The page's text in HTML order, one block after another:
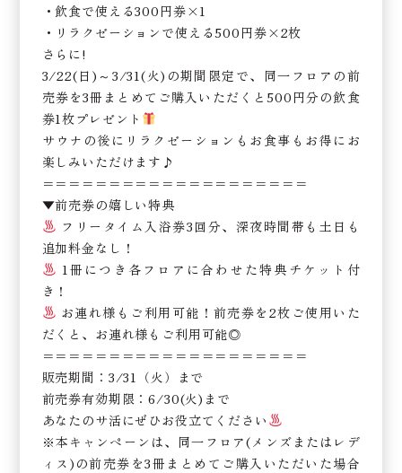
・飲食で使える300円券×1
・リラクゼーションで使える500円券×2枚
さらに!
3/22(日)～3/31(火)の期間限定で、同一フロアの前
売券を3冊まとめてご購入いただくと500円分の飲食
券1枚プレゼント
サウナの後にリラクゼーションもお食事もお得にお
楽しみいただけます♪
＝＝＝＝＝＝＝＝＝＝＝＝＝＝＝＝＝＝＝＝
▼前売券の嬉しい特典
フリータイム入浴券3回分、深夜時間帯も土日も
追加料金なし！
1冊につき各フロアに合わせた特典チケット付
き！
お連れ様もご利用可能！前売券を2枚ご使用いた
だくと、お連れ様もご利用可能◎
＝＝＝＝＝＝＝＝＝＝＝＝＝＝＝＝＝＝＝＝
販売期間：3/31（火）まで
前売券有効期限：6/30(火)まで
あなたのサ活にぜひお役立てください
※本キャンペーンは、同一フロア(メンズまたはレデ
ィス)の前売券を3冊まとめてご購入いただいた場合